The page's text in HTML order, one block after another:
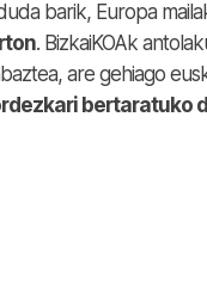
barik, Europa
. BizkaiKOAk
are gehiago
bertaratuko